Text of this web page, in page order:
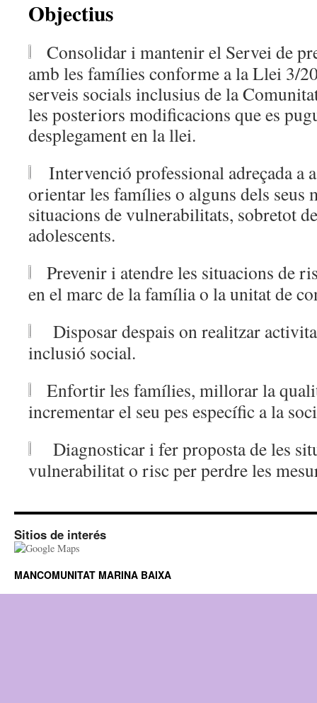
Objectius
Consolidar i mantenir el Servei de
amb les famílies conforme a la Llei 3/
serveis socials inclusius de la
les posteriors modificacions que es
desplegament en la llei.
Intervenció professional adreçada a
orientar les famílies o alguns dels seus
situacions de vulnerabilitats, sobretot
adolescents.
Prevenir i atendre les situacions de
en el marc de la família o la unitat de
Disposar despais on realitzar
inclusió social.
Enfortir les famílies, millorar la
incrementar el seu pes específic a la
Diagnosticar i fer proposta de les
vulnerabilitat o risc per perdre les
Sitios de interés
MANCOMUNITAT MARINA BAIXA